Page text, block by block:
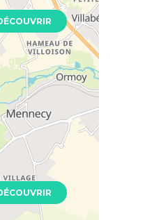
Neuf